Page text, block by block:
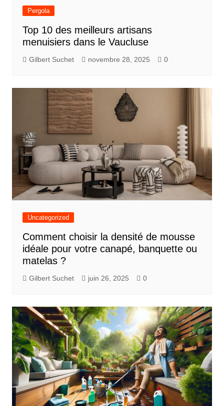
Pergola
Top 10 des meilleurs artisans
menuisiers dans le Vaucluse
Gilbert Suchet novembre 28, 2025 0
Uncategorized
Comment choisir la densité de mousse
idéale pour votre canapé, banquette ou
matelas ?
Gilbert Suchet juin 26, 2025 0